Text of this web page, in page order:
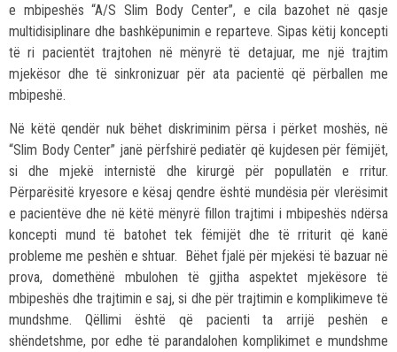
e mbipeshës “A/S Slim Body Center”, e cila bazohet në qasje
multidisiplinare dhe bashkëpunimin e reparteve. Sipas këtij koncepti
të ri pacientët trajtohen në mënyrë të detajuar, me një trajtim
mjekësor dhe të sinkronizuar për ata pacientë që përballen me
mbipeshë.
Në këtë qendër nuk bëhet diskriminim përsa i përket moshës, në
“Slim Body Center” janë përfshirë pediatër që kujdesen për fëmijët,
si dhe mjekë internistë dhe kirurgë për popullatën e rritur.
Përparësitë kryesore e kësaj qendre është mundësia për vlerësimit
e pacientëve dhe në këtë mënyrë fillon trajtimi i mbipeshës ndërsa
koncepti mund të batohet tek fëmijët dhe të rriturit që kanë
probleme me peshën e shtuar. Bëhet fjalë për mjekësi të bazuar në
prova, domethënë mbulohen të gjitha aspektet mjekësore të
mbipeshës dhe trajtimin e saj, si dhe për trajtimin e komplikimeve të
mundshme. Qëllimi është që pacienti ta arrijë peshën e
shëndetshme, por edhe të parandalohen komplikimet e mundshme